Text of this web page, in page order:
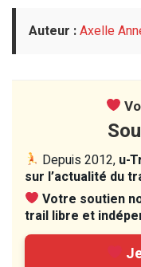
Auteur :Axelle
Depuis 2012, u-
sur l’actualité du
Votre soutien
trail libre et